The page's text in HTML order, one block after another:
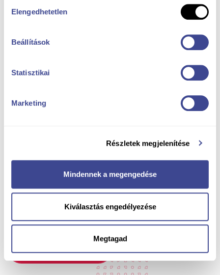
kiválasztása
Elengedhetetlen
Beállítások
Statisztikai
Marketing
Részletek megjelenítése
Mindennek a megengedése
Kiválasztás engedélyezése
Megtagad